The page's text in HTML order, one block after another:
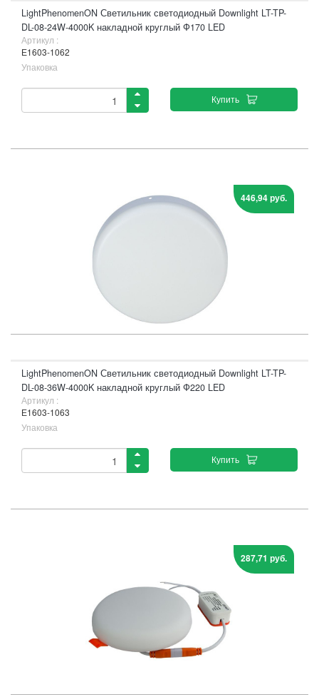
LightPhenomenON Светильник светодиодный Downlight LT-TP-
DL-08-24W-4000K накладной круглый Ф170 LED
Артикул :
Е1603-1062
Упаковка
Купить
446,94 руб.
LightPhenomenON Светильник светодиодный Downlight LT-TP-
DL-08-36W-4000K накладной круглый Ф220 LED
Артикул :
Е1603-1063
Упаковка
Купить
287,71 руб.